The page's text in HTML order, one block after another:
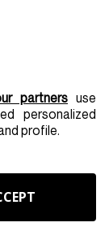
-Mentions
partners use
personalized
profile.